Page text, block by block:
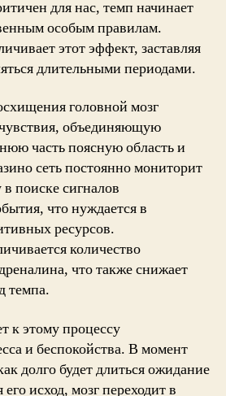
для нас, темп начинает
особым правилам.
этот эффект, заставляя
длительными периодами.
головной мозг
объединяющую
часть поясную область и
сеть постоянно мониторит
поиске сигналов
что нуждается в
ресурсов.
количество
что также снижает
темпа.
к этому процессу
и беспокойства. В момент
долго будет длиться ожидание
исход, мозг переходит в